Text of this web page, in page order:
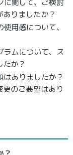
に関して、ご検討
りましたか？
用感について、
ラムについて、ス
たか？
はありましたか？
のご要望はあり